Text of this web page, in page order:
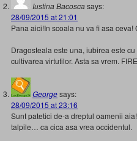
Iustina Bacoscasays:
28/09/2015 at 21:01
Pana aici!In scoala nu va fi asa
Dragosteala este una, iubirea este
cultivarea virtutilor. Asta sa vrem.
Georgesays:
28/09/2015 at 23:16
Sunt patetici de-a dreptul oamenii aia!
talpile… ca cica asa vrea occidentul.